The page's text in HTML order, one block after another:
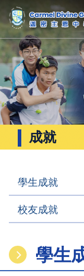
成就
學生成就
校友成就
學生